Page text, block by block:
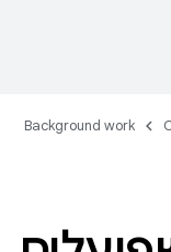
Background work